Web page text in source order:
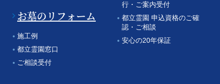
お墓のリフォーム
施工例
都立霊園窓口
ご相談受付
行・ご案内受付
都立霊園 申込資格のご確
認・ご相談
安心の20年保証